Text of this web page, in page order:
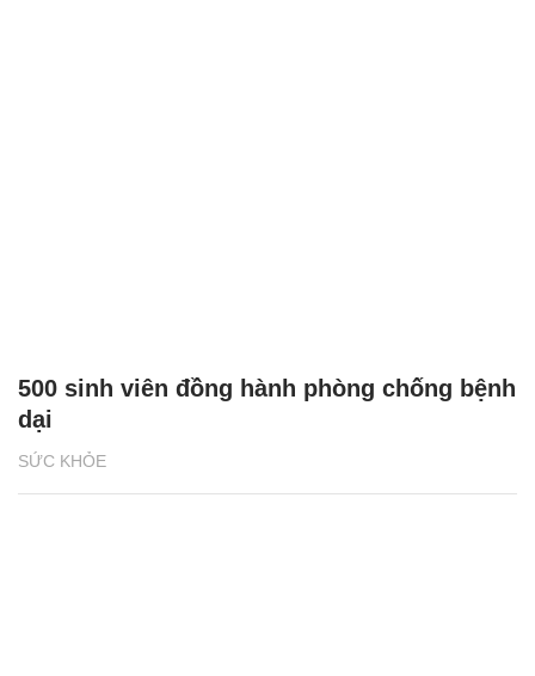
SỨC KHỎE
500 sinh viên đồng hành phòng chống bệnh
dại